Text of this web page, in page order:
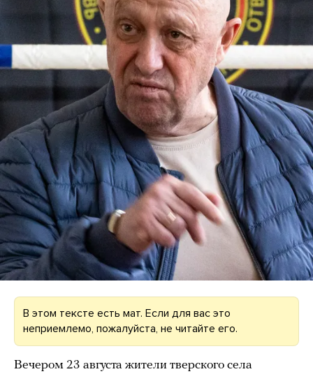
В этом тексте есть мат. Если для вас это
неприемлемо, пожалуйста, не читайте его.
Вечером 23 августа жители тверского села